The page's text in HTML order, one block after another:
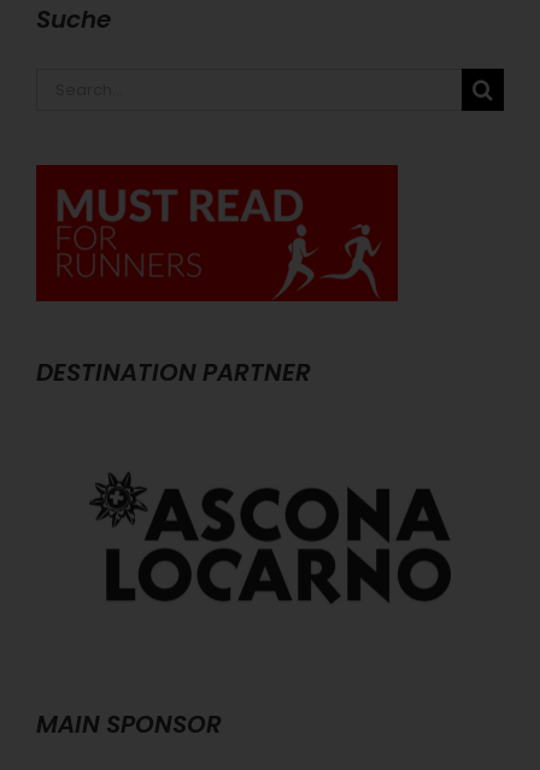
Suche
DESTINATION PARTNER
MAIN SPONSOR